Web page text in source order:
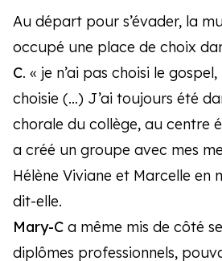
Au départ pour s’évader, la
occupé une place de choix
C. « je n’ai pas choisi le
choisie (…) J’ai toujours été
chorale du collège, au centre
a créé un groupe avec mes
Hélène Viviane et Marcelle
dit-elle.
Mary-C a même mis de côté
diplômes professionnels,